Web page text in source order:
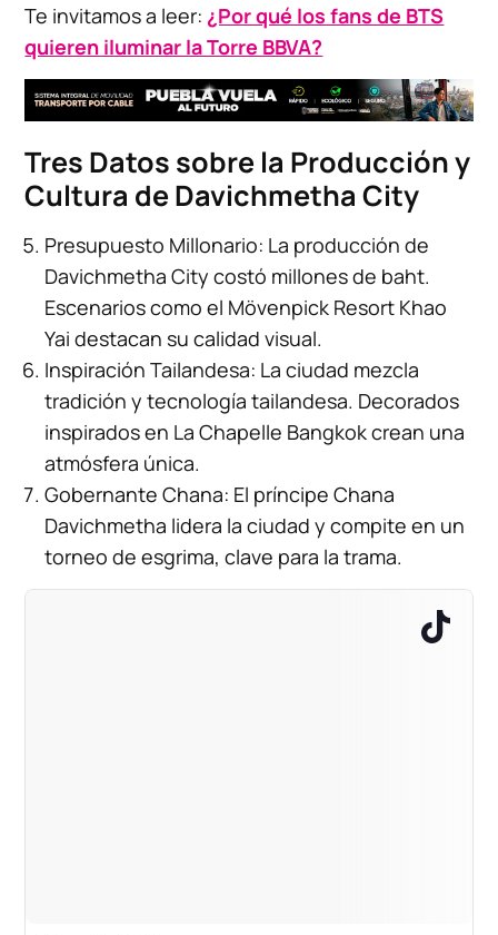
Te invitamos a leer: ¿Por qué los fans de BTS
quieren iluminar la Torre BBVA?
Tres Datos sobre la Producción y
Cultura de Davichmetha City
Presupuesto Millonario: La producción de
Davichmetha City costó millones de baht.
Escenarios como el Mövenpick Resort Khao
Yai destacan su calidad visual.
Inspiración Tailandesa: La ciudad mezcla
tradición y tecnología tailandesa. Decorados
inspirados en La Chapelle Bangkok crean una
atmósfera única.
Gobernante Chana: El príncipe Chana
Davichmetha lidera la ciudad y compite en un
torneo de esgrima, clave para la trama.